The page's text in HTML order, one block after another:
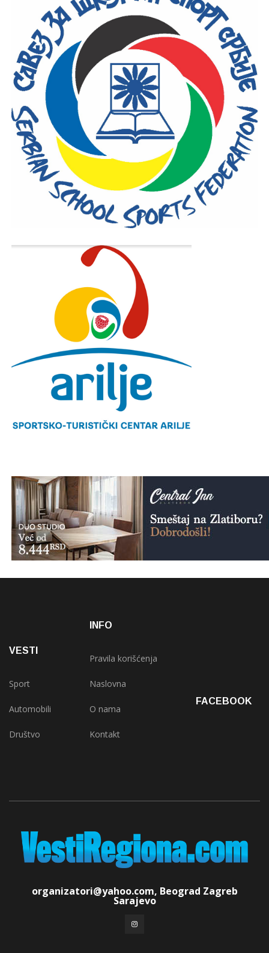
VESTI
Sport
Automobili
Društvo
INFO
Pravila korišćenja
Naslovna
O nama
Kontakt
FACEBOOK
organizatori@yahoo.com, Beograd Zagreb
Sarajevo